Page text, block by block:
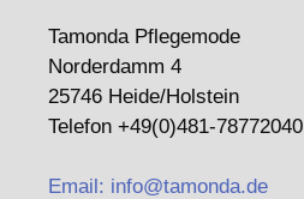
Tamonda Pflegemode
Norderdamm 4
25746 Heide/Holstein
Telefon +49(0)481-78772040
Email: info@tamonda.de